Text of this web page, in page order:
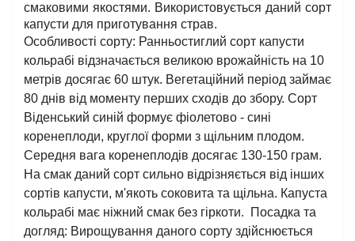
смаковими якостями. Використовується даний сорт
капусти для приготування страв.
Особливості сорту: Ранньостиглий сорт капусти
кольрабі відзначається великою врожайність на 10
метрів досягає 60 штук. Вегетаційний період займає
80 днів від моменту перших сходів до збору. Сорт
Віденський синій формує фіолетово - сині
коренеплоди, круглої форми з щільним плодом.
Середня вага коренеплодів досягає 130-150 грам.
На смак даний сорт сильно відрізняється від інших
сортів капусти, м'якоть соковита та щільна. Капуста
кольрабі має ніжний смак без гіркоти.  Посадка та
догляд: Вирощування даного сорту здійснюється